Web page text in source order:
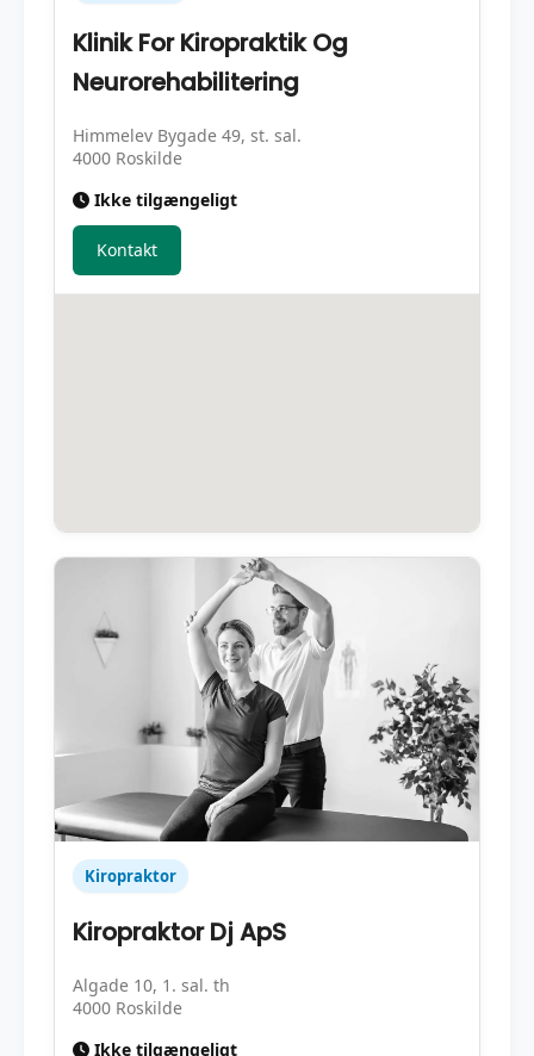
Klinik For Kiropraktik Og
Neurorehabilitering
Himmelev Bygade 49, st. sal.
4000 Roskilde
Ikke tilgængeligt
Kontakt
Kiropraktor
Kiropraktor Dj ApS
Algade 10, 1. sal. th
4000 Roskilde
Ikke tilgængeligt